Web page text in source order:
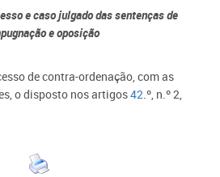
e caso julgado das sentenças de
e oposição
de contra-ordenação, com as
o disposto nos artigos42.º, n.º 2,